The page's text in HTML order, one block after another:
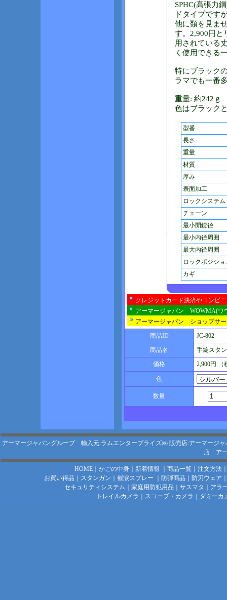
SPHC(高張力
ドタイプです
他に類を見ま
す。2,900円と
用されている
く使用できる
特にブラック
ラマでも一番
重量: 約242ｇ
色はブラック
型番
長さ
重量
材質
厚み
表面加工
ロックシステム
チェーン
最小開錠径
最小内径周囲
最大内径周囲
ロックポジショ
カギ
クレジットカード決済やコンビ
アーマージャパン WOWMA(ワ
アーマージャパン ショップサ
商品ID
JC-802
商品名
手錠スタ
価格
2,900円 （
色
数量
アーマージャパングループ 輸入元:ラムエンタープライズ㈱ 販売店:アーマージャ
店
ア
HOME｜ かごの中身｜ 新着情報 商品一覧｜ 注文方法
お買い得品
スタンガン 催涙スプレー 防弾商品 防刃ウェア
セキュリティシステム
家庭用防犯用品 サスマタ
アラ
トレイルカメラ
スコープ・カメラ ダミーカ